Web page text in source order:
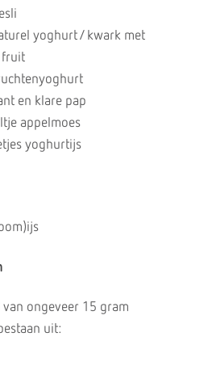
yoghurt / kwark met
fruit
en klare pap
appelmoes
yoghurtijs
ongeveer 15 gram
uit: